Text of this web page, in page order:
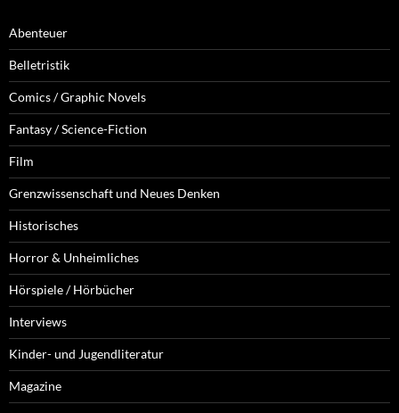
Abenteuer
Belletristik
Comics / Graphic Novels
Fantasy / Science-Fiction
Film
Grenzwissenschaft und Neues Denken
Historisches
Horror & Unheimliches
Hörspiele / Hörbücher
Interviews
Kinder- und Jugendliteratur
Magazine